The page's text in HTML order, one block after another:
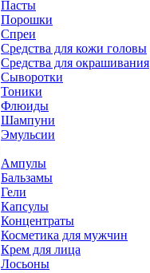
Пасты
Порошки
Спреи
Средства для кожи головы
Средства для окрашивания
Сыворотки
Тоники
Флюиды
Шампуни
Эмульсии
Ампулы
Бальзамы
Гели
Капсулы
Концентраты
Косметика для мужчин
Крем для лица
Лосьоны